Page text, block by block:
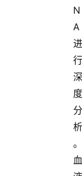
N
A
进
行
深
度
分
析
。
血